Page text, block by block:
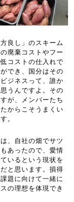
良し」のスキーム
廃棄コストやフー
コストの仕入れで
でき、国分はその
ジネスって、誰か
うんですよ。その
が、メンバーたち
からこそうまくい
。
、自社の畑でサツ
あったので、愛情
いるという現状を
と思います。損得
題に向けて一緒に
の理想を体現でき